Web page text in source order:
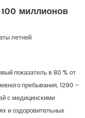
миллионов
летней
показатель в 80 % от
пребывания, 1290 –
с медицинскими
и оздоровительных